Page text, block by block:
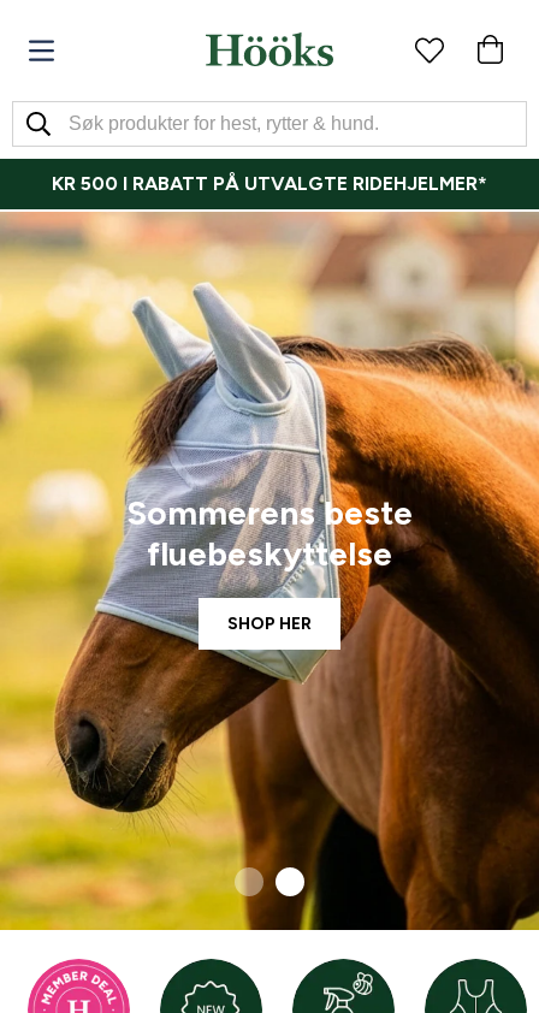
KR 500 I RABATT PÅ UTVALGTE RIDEHJELMER*
Sommerens beste
fluebeskyttelse
SHOP HER